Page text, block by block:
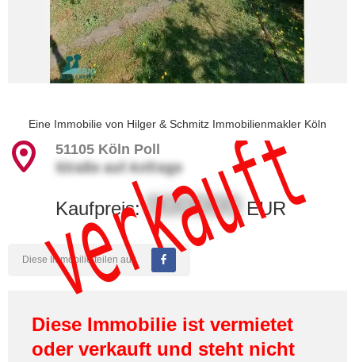
Eine Immobilie von Hilger & Schmitz Immobilienmakler Köln
verkauft
51105 Köln Poll
Straße auf Anfrage
Kaufpreis:000000 EUR
Diese Immobilie teilen auf:
Diese Immobilie ist vermietet
oder verkauft und steht nicht